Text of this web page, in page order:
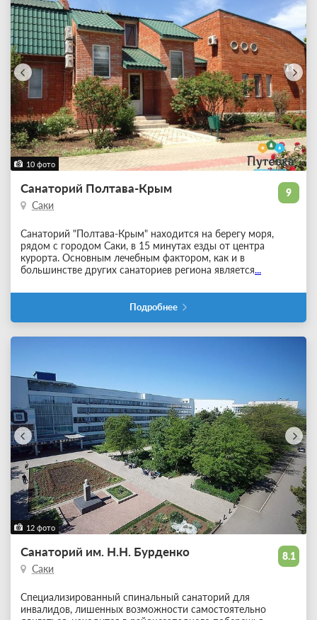
10 фото
9
Санаторий Полтава-Крым
Саки
Санаторий "Полтава-Крым" находится на берегу моря,
рядом с городом Саки, в 15 минутах езды от центра
курорта. Основным лечебным фактором, как и в
большинстве других санаториев региона является...
Подробнее
12 фото
8.1
Санаторий им. Н.Н. Бурденко
Саки
Специализированный спинальный санаторий для
инвалидов, лишенных возможности самостоятельно